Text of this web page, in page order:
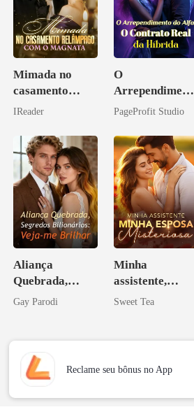
Mimada no
casamento
relâmpago com
IReader
O
Arrependiment
o do Alfa: O
da Híbrida
PageProfit Studio
Aliança
Quebrada,
Segredos
Gay Parodi
Minha
assistente,
minha esposa
Sweet Tea
Reclame seu bônus no App